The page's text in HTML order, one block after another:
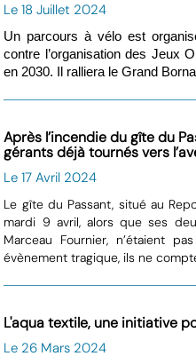
Le 18 Juillet 2024
Un parcours à vélo est
contre l’organisation des Jeux
en 2030. Il ralliera le Grand
Après l’incendie du gîte du
gérants déjà tournés vers
Le 17 Avril 2024
Le gîte du Passant, situé au
mardi 9 avril, alors que ses
Marceau Fournier, n’étaient
évènement tragique, ils ne
L'aqua textile, une initiative
Le 26 Mars 2024